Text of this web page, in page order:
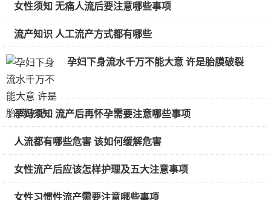
女性须知 无痛人流后要注意哪些事项
流产知识 人工流产方式都有哪些
孕妇下身流水千万不能大意 许是胎膜破裂
孕妈须知 流产后再怀孕需要注意哪些事项
人流都有哪些危害 该如何缓解危害
女性流产后应该怎样护理及五大注意事项
女性习惯性流产需要注意哪些事项